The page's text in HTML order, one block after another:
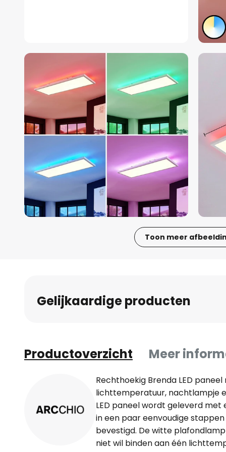
Toon meer
vanGelijkaardige producten
Productoverzicht Meer
Rechthoekig Brenda LED
lichttemperatuur, nachtlampje
LED paneel wordt geleverd
in een paar eenvoudige
bevestigd. De witte
niet wil binden aan één